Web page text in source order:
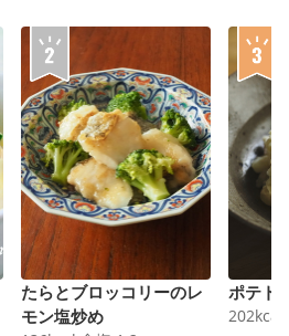
たらとブロッコリーのレ
モン塩炒め
ポテト
202kcal